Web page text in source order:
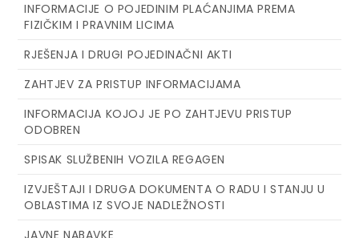
INFORMACIJE O POJEDINIM PLAĆANJIMA PREMA
FIZIČKIM I PRAVNIM LICIMA
RJEŠENJA I DRUGI POJEDINAČNI AKTI
ZAHTJEV ZA PRISTUP INFORMACIJAMA
INFORMACIJA KOJOJ JE PO ZAHTJEVU PRISTUP
ODOBREN
SPISAK SLUŽBENIH VOZILA REGAGEN
IZVJEŠTAJI I DRUGA DOKUMENTA O RADU I STANJU U
OBLASTIMA IZ SVOJE NADLEŽNOSTI
JAVNE NABAVKE